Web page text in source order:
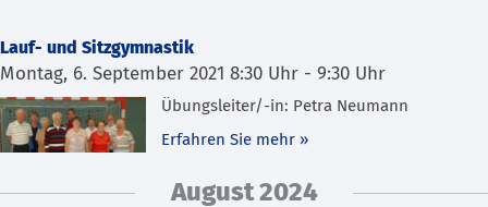
Lauf- und Sitzgymnastik
Montag, 6. September 2021 8:30 Uhr - 9:30 Uhr
Übungsleiter/-in: Petra Neumann
Erfahren Sie mehr »
August 2024